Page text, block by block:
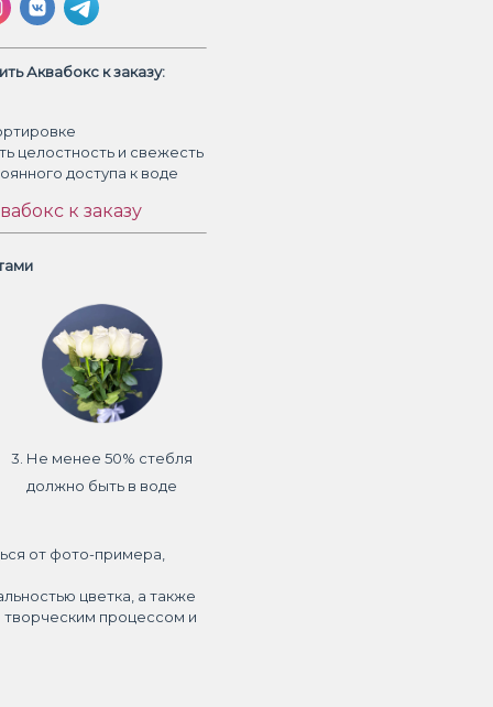
Аквабокс к заказу:
целостность и свежесть
доступа к воде
к заказу
3. Не менее 50% стебля
должно быть в воде
от фото-примера,
цветка, а также
творческим процессом и